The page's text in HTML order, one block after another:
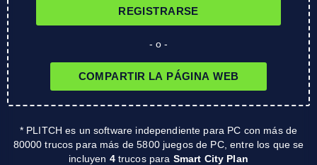
REGISTRARSE
- o -
COMPARTIR LA PÁGINA WEB
* PLITCH es un software independiente para PC con más de
80000 trucos para más de 5800 juegos de PC, entre los que se
incluyen 4trucos para Smart City Plan